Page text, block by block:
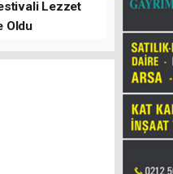
Lezzet
Oldu